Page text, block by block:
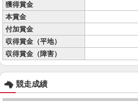
獲得賞金
本賞金
付加賞金
収得賞金（平地）
収得賞金（障害）
競走成績